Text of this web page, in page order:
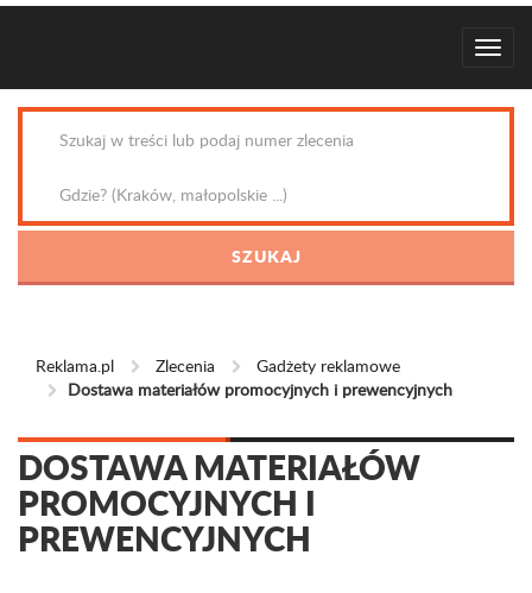
Reklama.pl Zlecenia
Gadżety reklamowe
Dostawa materiałów promocyjnych i prewencyjnych
DOSTAWA MATERIAŁÓW
PROMOCYJNYCH I
PREWENCYJNYCH